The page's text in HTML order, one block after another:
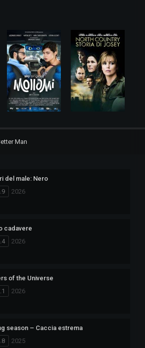
Man
del male: Nero
2026
cadavere
2026
of the Universe
2026
season – Caccia estrema
2025